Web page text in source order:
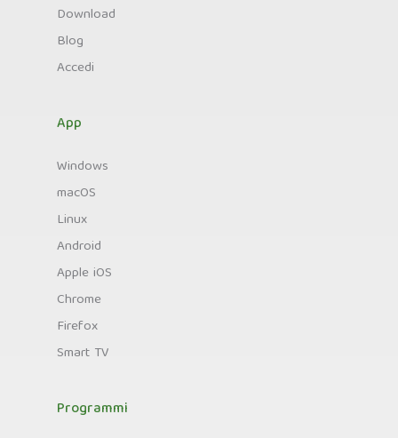
Download
Blog
Accedi
App
Windows
macOS
Linux
Android
Apple iOS
Chrome
Firefox
Smart TV
Programmi